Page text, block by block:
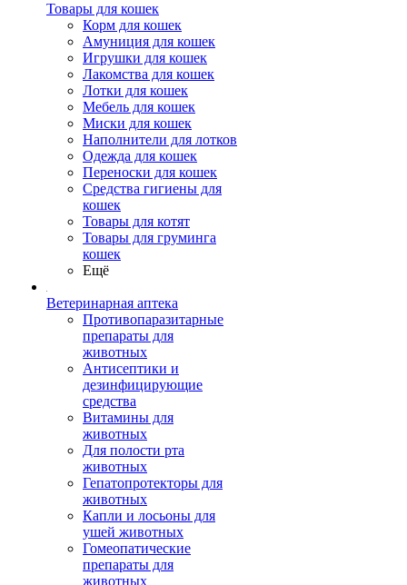
Товары для кошек
Корм для кошек
Амуниция для кошек
Игрушки для кошек
Лакомства для кошек
Лотки для кошек
Мебель для кошек
Миски для кошек
Наполнители для лотков
Одежда для кошек
Переноски для кошек
Средства гигиены для
кошек
Товары для котят
Товары для груминга
кошек
Ещё
Ветеринарная аптека
Противопаразитарные
препараты для
животных
Антисептики и
дезинфицирующие
средства
Витамины для
животных
Для полости рта
животных
Гепатопротекторы для
животных
Капли и лосьоны для
ушей животных
Гомеопатические
препараты для
животных